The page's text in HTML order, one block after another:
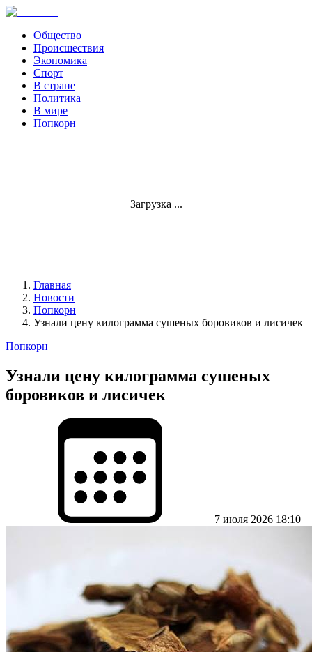
Общество
Происшествия
Экономика
Спорт
В стране
Политика
В мире
Попкорн
Загрузка ...
Главная
Новости
Попкорн
Узнали цену килограмма сушеных боровиков и лисичек
Попкорн
Узнали цену килограмма сушеных
боровиков и лисичек
7 июля 2026 18:10